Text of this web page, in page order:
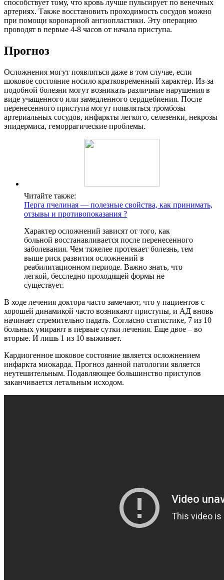
способствует тому, что кровь лучше пульсирует по венечных
артериях. Также восстановить проходимость сосудов можно
при помощи коронарной ангиопластики. Эту операцию
проводят в первые 4-8 часов от начала приступа.
Прогноз
Осложнения могут появляться даже в том случае, если
шоковое состояние носило кратковременный характер. Из-за
подобной болезни могут возникать различные нарушения в
виде учащенного или замедленного сердцебиения. После
перенесенного приступа могут появляться тромбозы
артериальных сосудов, инфаркты легкого, селезенки, некрозы
эпидермиса, геморрагические проблемы.
Читайте также:
Перга пчелиная — полезные свойства, как принимать,
отзывы и противопоказания ?
Характер осложнений зависят от того, как
больной восстанавливается после перенесенного
заболевания. Чем тяжелее протекает болезнь, тем
выше риск развития осложнений в
реабилитационном периоде. Важно знать, что
легкой, бесследно проходящей формы не
существует.
В ходе лечения доктора часто замечают, что у пациентов с
хорошей динамикой часто возникают приступы, и АД вновь
начинает стремительно падать. Согласно статистике, 7 из 10
больных умирают в первые сутки лечения. Еще двое – во
вторые. И лишь 1 из 10 выживает.
Кардиогенное шоковое состояние является осложнением
инфаркта миокарда. Прогноз данной патологии является
неутешительным. Подавляющее большинство приступов
заканчивается летальным исходом.